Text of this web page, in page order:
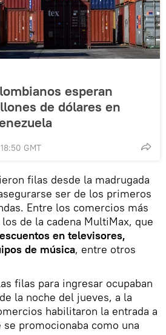
esperan
de dólares en
GMT
filas desde la madrugada
ser de los primeros
Entre los comercios más
de la cadena MultiMax, que
en televisores,
de música, entre otros
filas para ingresar ocupaban
la noche del jueves, a la
habilitaron la entrada a
promocionaba como una